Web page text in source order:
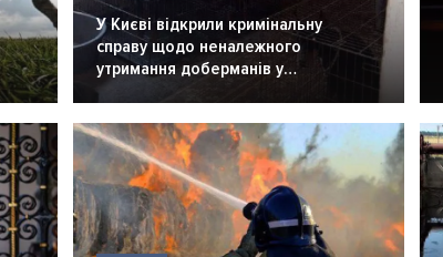
У Києві відкрили кримінальну
справу щодо неналежного
утримання доберманів у
розпліднику